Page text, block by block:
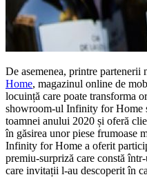
De asemenea, printre partenerii
Home, magazinul online de
locuință care poate transforma
showroom-ul Infinity for Home
toamnei anului 2020 și oferă
în găsirea unor piese frumoase
Infinity for Home a oferit
premiu-surpriză care constă
care invitații l-au descoperit în